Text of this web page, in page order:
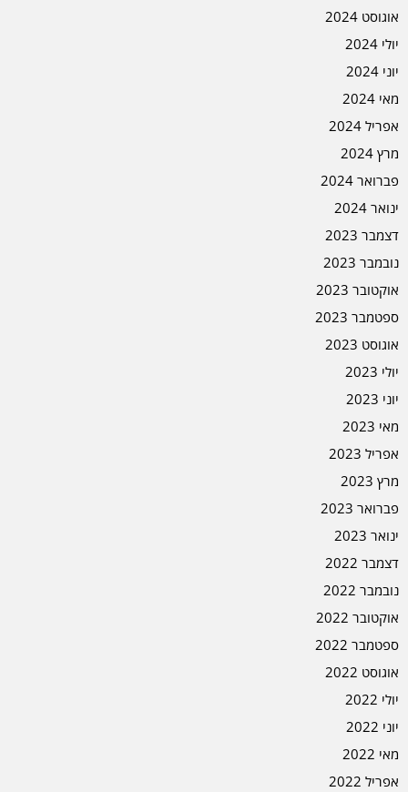
אוגוסט 2024
יולי 2024
יוני 2024
מאי 2024
אפריל 2024
מרץ 2024
פברואר 2024
ינואר 2024
דצמבר 2023
נובמבר 2023
אוקטובר 2023
ספטמבר 2023
אוגוסט 2023
יולי 2023
יוני 2023
מאי 2023
אפריל 2023
מרץ 2023
פברואר 2023
ינואר 2023
דצמבר 2022
נובמבר 2022
אוקטובר 2022
ספטמבר 2022
אוגוסט 2022
יולי 2022
יוני 2022
מאי 2022
אפריל 2022